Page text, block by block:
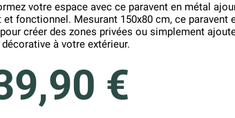
votre espace avec ce paravent en métal
et fonctionnel. Mesurant 150x80 cm, ce paravent
créer des zones privées ou simplement
à votre extérieur.
€